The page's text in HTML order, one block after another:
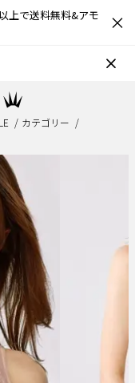
上で送料無料&アモ
×
カテゴリー